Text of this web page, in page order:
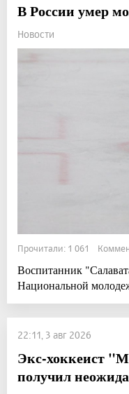
В России умер
Новости
Прочитали: 1 061
Воспитанник
Национальной
22:11, 3 авг 2026
Экс-хоккеист
получил